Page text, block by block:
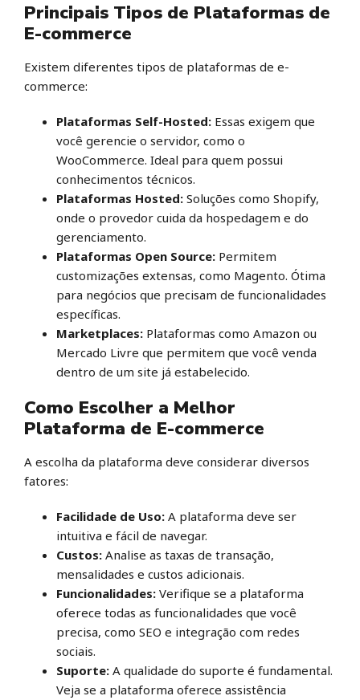
Principais Tipos de Plataformas de
E-commerce
Existem diferentes tipos de plataformas de e-
commerce:
Plataformas Self-Hosted: Essas exigem que
você gerencie o servidor, como o
WooCommerce. Ideal para quem possui
conhecimentos técnicos.
Plataformas Hosted: Soluções como Shopify,
onde o provedor cuida da hospedagem e do
gerenciamento.
Plataformas Open Source: Permitem
customizações extensas, como Magento. Ótima
para negócios que precisam de funcionalidades
específicas.
Marketplaces: Plataformas como Amazon ou
Mercado Livre que permitem que você venda
dentro de um site já estabelecido.
Como Escolher a Melhor
Plataforma de E-commerce
A escolha da plataforma deve considerar diversos
fatores:
Facilidade de Uso: A plataforma deve ser
intuitiva e fácil de navegar.
Custos: Analise as taxas de transação,
mensalidades e custos adicionais.
Funcionalidades: Verifique se a plataforma
oferece todas as funcionalidades que você
precisa, como SEO e integração com redes
sociais.
Suporte: A qualidade do suporte é fundamental.
Veja se a plataforma oferece assistência